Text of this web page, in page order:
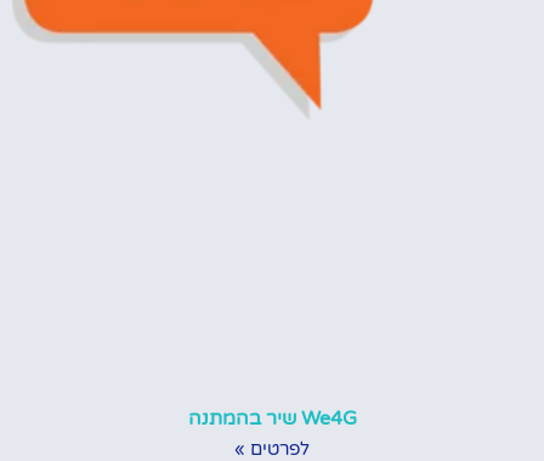
We4G שיר בהמתנה
לפרטים »